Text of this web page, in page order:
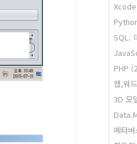
SQL.
PHP
웹,워
3D 모
메타